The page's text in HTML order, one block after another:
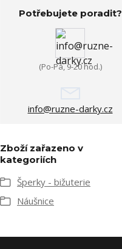
Potřebujete poradit?
(Po-Pá, 9-20 hod.)
info@ruzne-darky.cz
Zboží zařazeno v
kategoriích
Šperky - bižuterie
Náušnice